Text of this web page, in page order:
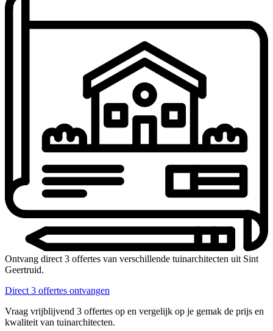
Ontvang direct 3 offertes van verschillende tuinarchitecten uit Sint
Geertruid.
Direct 3 offertes ontvangen
Vraag vrijblijvend 3 offertes op en vergelijk op je gemak de prijs en
kwaliteit van tuinarchitecten.